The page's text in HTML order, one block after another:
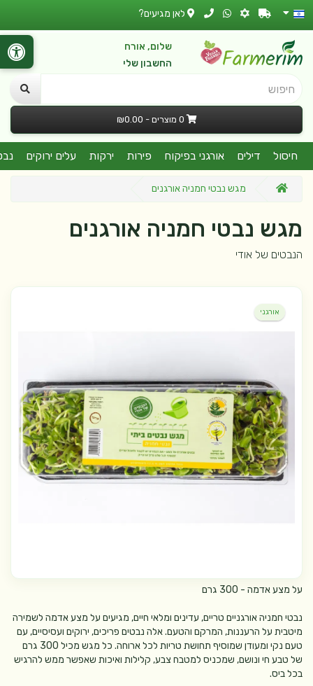
לאן מגיעים?
שלום, אורח
החשבון שלי
חיפוש
0 מוצרים - ₪0.00
חיסול דילים אורגני בפיקוח פירות ירקות עלים ירוקים
מגש נבטי חמניה אורגנים
מגש נבטי חמניה אורגנים
הנבטים של אודי
אורגני
על מצע אדמה - 300 גרם
נבטי חמניה אורגניים טריים, עדינים ומלאי חיים, מגיעים על מצע אדמה לשמירה
מיטבית על הרעננות, המרקם והטעם. אלה נבטים פריכים, ירוקים ועסיסיים, עם
טעם נקי ומעודן שמוסיף תחושת טריות לכל ארוחה. כל מגש מכיל 300 גרם
של טבע חי ונושם, שמכניס למטבח צבע, קלילות ואיכות שאפשר ממש להרגיש
בכל ביס.